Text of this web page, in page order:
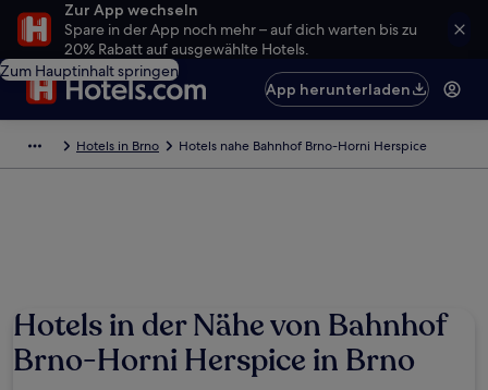
Zur App wechseln
Spare in der App noch mehr – auf dich warten bis zu
20% Rabatt auf ausgewählte Hotels.
Zum Hauptinhalt springen
App herunterladen
Hotels in Brno Hotels nahe Bahnhof Brno-Horni Herspice
Hotels in der Nähe von Bahnhof
Brno-Horni Herspice in Brno